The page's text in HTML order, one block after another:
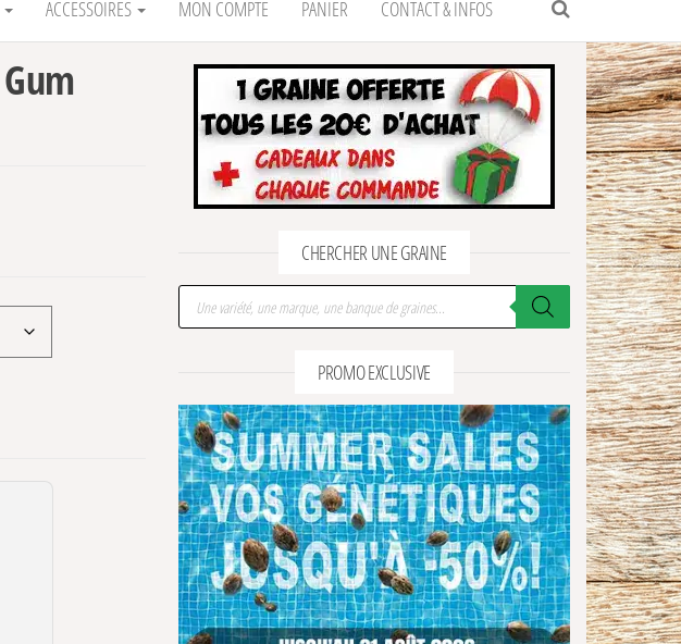
ACCESSOIRES MON COMPTE PANIER CONTACT & INFOS
Seeds
CHERCHER UNE GRAINE
Recherche de produits
PROMO EXCLUSIVE